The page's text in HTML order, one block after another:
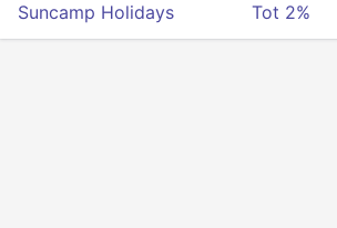
Suncamp Holidays Tot 2%